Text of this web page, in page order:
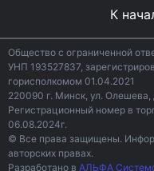
К
Общество с ограниченной
УНП 193527837,
горисполкомом 01.04.2021
220090 г. Минск, ул. Олешева,
Регистрационный номер в
06.08.2024г.
© Все права защищены.
авторских правах.
Разработано в АЛЬФА